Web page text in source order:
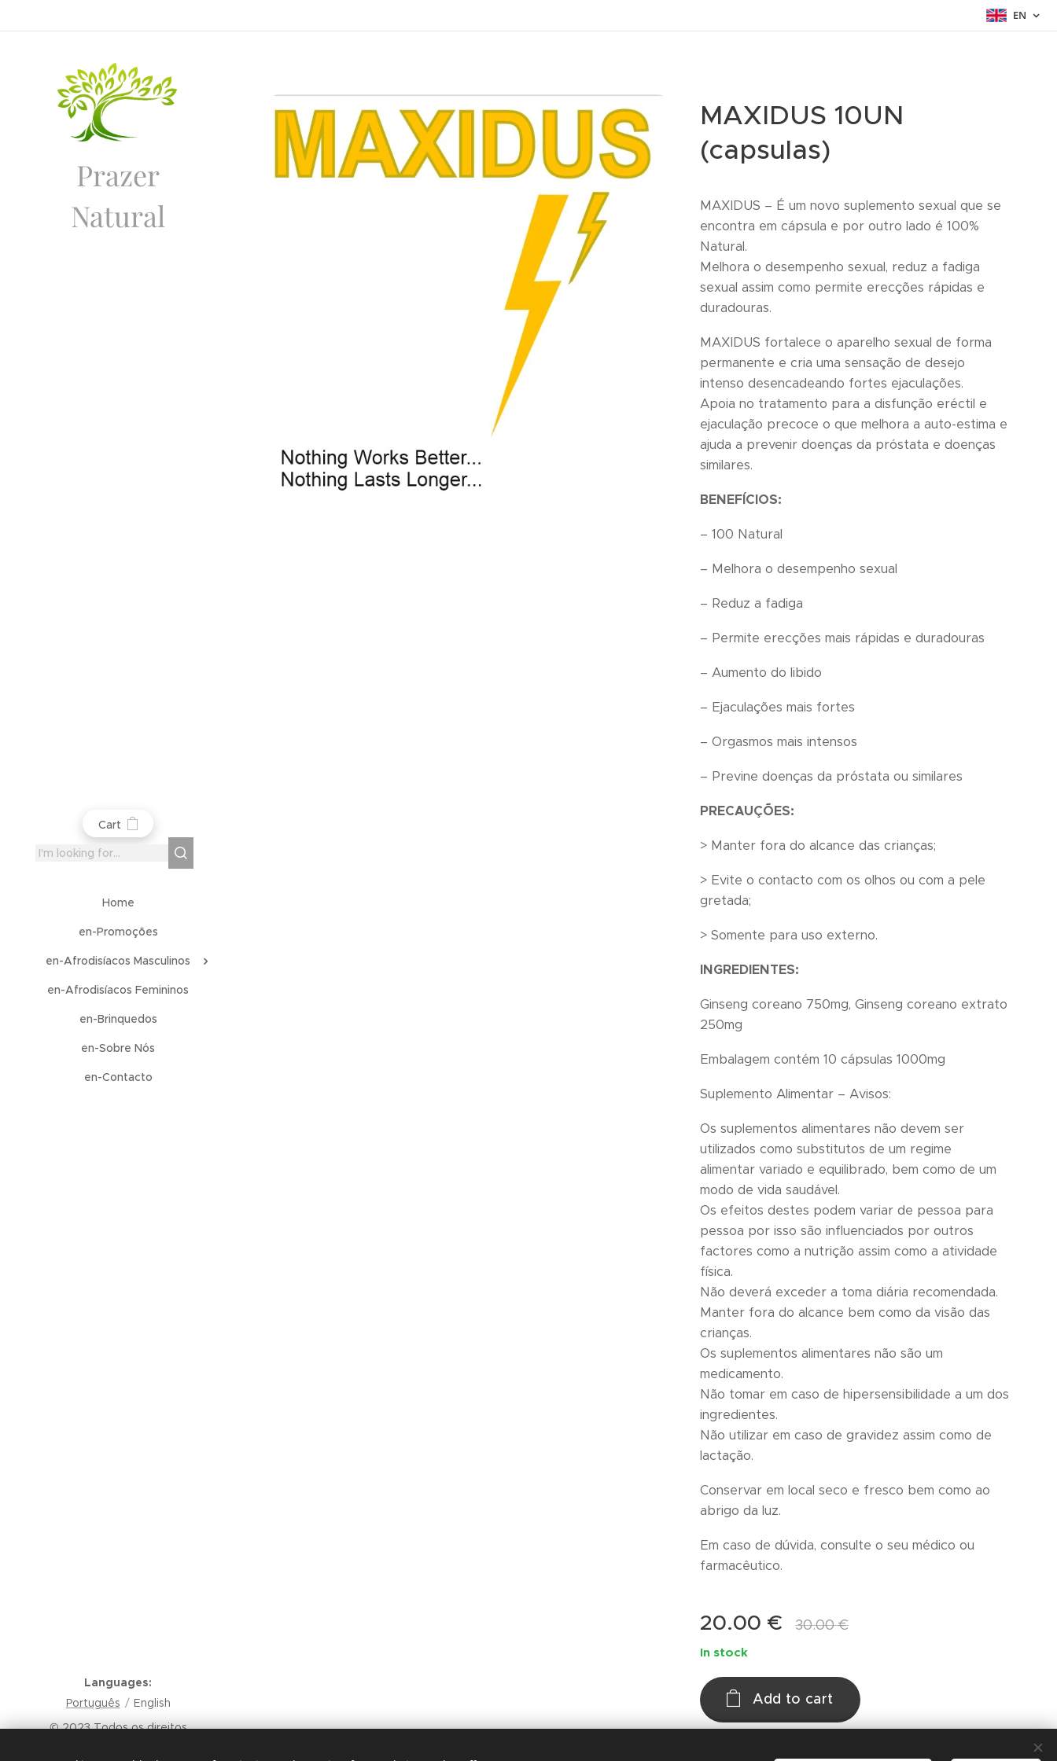
EN
Prazer
Natural
Cart
Home
en-Promoções
en-Afrodisíacos Masculinos
en-Afrodisíacos Femininos
en-Brinquedos
en-Sobre Nós
en-Contacto
MAXIDUS 10UN
(capsulas)
MAXIDUS – É um novo suplemento sexual que se
encontra em cápsula e por outro lado é 100%
Natural.
Melhora o desempenho sexual, reduz a fadiga
sexual assim como permite erecções rápidas e
duradouras.
MAXIDUS fortalece o aparelho sexual de forma
permanente e cria uma sensação de desejo
intenso desencadeando fortes ejaculações.
Apoia no tratamento para a disfunção eréctil e
ejaculação precoce o que melhora a auto-estima e
ajuda a prevenir doenças da próstata e doenças
similares.
BENEFÍCIOS:
– 100 Natural
– Melhora o desempenho sexual
– Reduz a fadiga
– Permite erecções mais rápidas e duradouras
– Aumento do libido
– Ejaculações mais fortes
– Orgasmos mais intensos
– Previne doenças da próstata ou similares
PRECAUÇÕES:
> Manter fora do alcance das crianças;
> Evite o contacto com os olhos ou com a pele
gretada;
> Somente para uso externo.
INGREDIENTES:
Ginseng coreano 750mg, Ginseng coreano extrato
250mg
Embalagem contém 10 cápsulas 1000mg
Suplemento Alimentar – Avisos:
Os suplementos alimentares não devem ser
utilizados como substitutos de um regime
alimentar variado e equilibrado, bem como de um
modo de vida saudável.
Os efeitos destes podem variar de pessoa para
pessoa por isso são influenciados por outros
factores como a nutrição assim como a atividade
física.
Não deverá exceder a toma diária recomendada.
Manter fora do alcance bem como da visão das
crianças.
Os suplementos alimentares não são um
medicamento.
Não tomar em caso de hipersensibilidade a um dos
ingredientes.
Não utilizar em caso de gravidez assim como de
lactação.
Conservar em local seco e fresco bem como ao
abrigo da luz.
Em caso de dúvida, consulte o seu médico ou
farmacêutico.
20.00 € 30.00€
In stock
Add to cart
© 2023 Todos os direitos
Languages
Português
English